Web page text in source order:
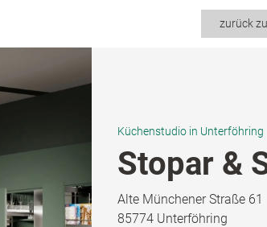
zurück
Küchenstudio in Unterföhring
Stopar &
Alte Münchener Straße 61
85774 Unterföhring